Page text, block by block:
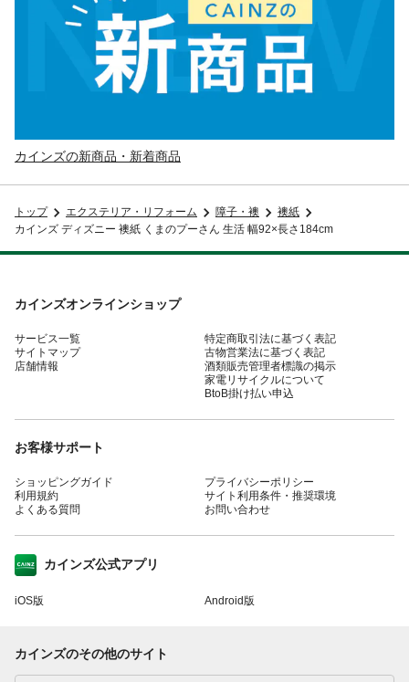
カインズの新商品・新着商品
トップ エクステリア・リフォーム 障子・襖
襖紙
カインズ ディズニー 襖紙 くまのプーさん 生活 幅92×長さ184cm
カインズオンラインショップ
サービス一覧
サイトマップ
店舗情報
特定商取引法に基づく表記
古物営業法に基づく表記
酒類販売管理者標識の掲示
家電リサイクルについて
BtoB掛け払い申込
お客様サポート
ショッピングガイド
利用規約
よくある質問
プライバシーポリシー
サイト利用条件・推奨環境
お問い合わせ
カインズ公式アプリ
iOS版 Android版
カインズのその他のサイト